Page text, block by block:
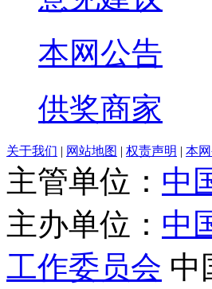
本网公告
供奖商家
关于我们 | 网站地图 | 权责声明 | 本
主管单位： 中
主办单位： 中
工作委员会 中